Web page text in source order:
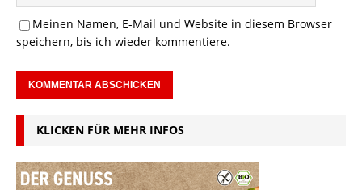
Meinen Namen, E-Mail und Website in diesem Browser
speichern, bis ich wieder kommentiere.
KLICKEN FÜR MEHR INFOS